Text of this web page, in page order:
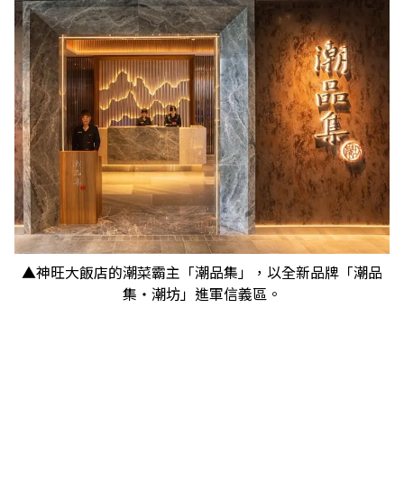
▲神旺大飯店的潮菜霸主「潮品集」，以全新品牌「潮品
集‧潮坊」進軍信義區。